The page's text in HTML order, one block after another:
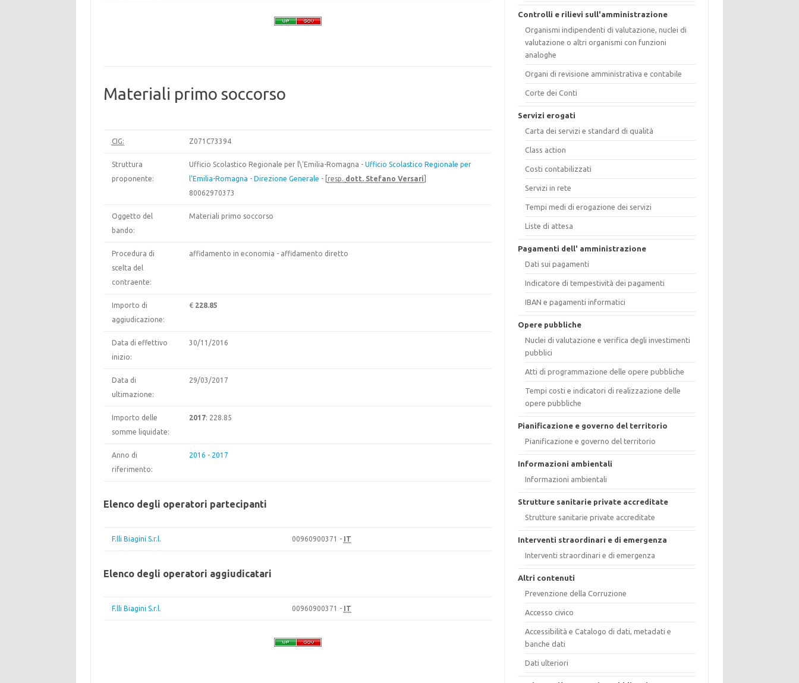
Materiali primo soccorso
CIG: Z071C73394
Struttura
proponente:
Ufficio Scolastico Regionale per l\'Emilia-Romagna - Ufficio Scolastico Regionale per
l'Emilia-Romagna - Direzione Generale - [ resp. dott. Stefano Versari
80062970373
Oggetto del
bando:
Materiali primo soccorso
Procedura di
scelta del
contraente:
affidamento in economia - affidamento diretto
Importo di
aggiudicazione:
€ 228.85
Data di effettivo
inizio:
30/11/2016
Data di
ultimazione:
29/03/2017
Importo delle
somme liquidate:
2017: 228.85
Anno di
riferimento:
2016 - 2017
Elenco degli operatori partecipanti
F.lli Biagini S.r.l. 00960900371 - IT
Elenco degli operatori aggiudicatari
F.lli Biagini S.r.l. 00960900371 - IT
Controlli e rilievi sull'amministrazione
Organismi indipendenti di valutazione, nuclei di
valutazione o altri organismi con funzioni
analoghe
Organi di revisione amministrativa e contabile
Corte dei Conti
Servizi erogati
Carta dei servizi e standard di qualità
Class action
Costi contabilizzati
Servizi in rete
Tempi medi di erogazione dei servizi
Liste di attesa
Pagamenti dell' amministrazione
Dati sui pagamenti
Indicatore di tempestività dei pagamenti
IBAN e pagamenti informatici
Opere pubbliche
Nuclei di valutazione e verifica degli investimenti
pubblici
Atti di programmazione delle opere pubbliche
Tempi costi e indicatori di realizzazione delle
opere pubbliche
Pianificazione e governo del territorio
Pianificazione e governo del territorio
Informazioni ambientali
Informazioni ambientali
Strutture sanitarie private accreditate
Strutture sanitarie private accreditate
Interventi straordinari e di emergenza
Interventi straordinari e di emergenza
Altri contenuti
Prevenzione della Corruzione
Accesso civico
Accessibilità e Catalogo di dati, metadati e
banche dati
Dati ulteriori